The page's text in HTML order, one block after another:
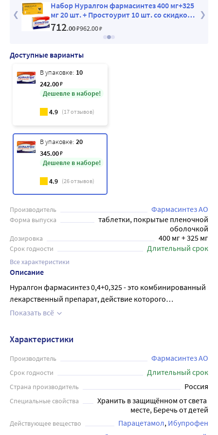
Набор Нуралгон фармасинтез 400 мг+325
мг 20 шт. + Простоурит 10 шт. со скидкой
250 руб.
712.00₽962.00₽
Доступные варианты
В упаковке: 10
242.00₽
Дешевле в наборе!
4.9 (17отзывов)
В упаковке: 20
345.00₽
Дешевле в наборе!
4.9 (26отзывов)
Производитель Фармасинтез АО
Форма выпуска
таблетки, покрытые пленочной
оболочкой
Дозировка 400 мг + 325 мг
Срок годности Длительный срок
Все характеристики
Описание
Нуралгон фармасинтез 0,4+0,325 - это комбинированный
лекарственный препарат, действие которого
обусловлено входящими в его состав компонентами.
препарат (НПВП), оказывает анальгезирующее,
противовоспалительное, жаропонижающее действие.
Парацетамол - оказывает анальгезирующее и
жаропонижающее действие. Препарат предназначен для
воспаления на момент использования, на
прогрессирование заболевания не влияет. -
симптоматическая терапия инфекционно-
воспалительных заболеваний (простуда, грипп),
Показать всё
Характеристики
Производитель Фармасинтез АО
Срок годности Длительный срок
Страна производитель Россия
Специальные свойства
Хранить в защищённом от света
месте, Беречь от детей
Действующее вещество Парацетамол Ибупрофен